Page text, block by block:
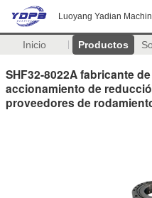
Luoyang Yadian
Inicio Productos
SHF32-8022A fabricante
accionamiento de
proveedores de